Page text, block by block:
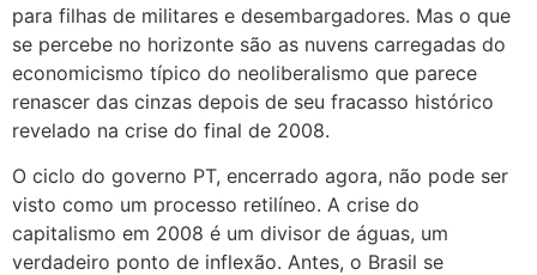
para filhas de militares e desembargadores. Mas o que
se percebe no horizonte são as nuvens carregadas do
economicismo típico do neoliberalismo que parece
renascer das cinzas depois de seu fracasso histórico
revelado na crise do final de 2008.
O ciclo do governo PT, encerrado agora, não pode ser
visto como um processo retilíneo. A crise do
capitalismo em 2008 é um divisor de águas, um
verdadeiro ponto de inflexão. Antes, o Brasil se